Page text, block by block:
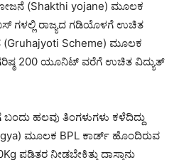
(Shakthi yojane) ಮೂಲಕ
ಗಳಲ್ಲಿ ರಾಜ್ಯದ ಗಡಿಯೊಳಗೆ ಉಚಿತ
Scheme) ಮೂಲಕ
ಗರಿಷ್ಠ 200 ಯೂನಿಟ್ ವರೆಗೆ ಉಚಿತ ವಿದ್ಯುತ್
ಹಲವು ತಿಂಗಳುಗಳು ಕಳೆದಿದ್ದು
ಮೂಲಕ BPL ಕಾರ್ಡ್ ಹೊಂದಿರುವ
ಪಡಿತರ ನೀಡಬೇಕಿತ್ತು ದಾಸ್ತಾನು